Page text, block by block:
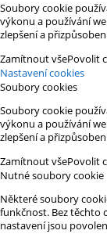
Soubory cookie
výkonu a používání
zlepšení a
Zamítnout všePovolit
Nastavení cookies
Soubory cookies
Soubory cookie
výkonu a používání
zlepšení a
Zamítnout všePovolit
Nutné soubory cookie
Některé soubory
funkčnost. Bez těchto
nastavení jsou